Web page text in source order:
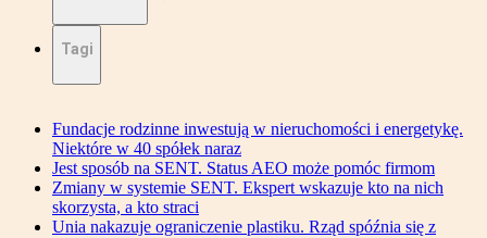
Tagi
Fundacje rodzinne inwestują w nieruchomości i energetykę.
Niektóre w 40 spółek naraz
Jest sposób na SENT. Status AEO może pomóc firmom
Zmiany w systemie SENT. Ekspert wskazuje kto na nich
skorzysta, a kto straci
Unia nakazuje ograniczenie plastiku. Rząd spóźnia się z